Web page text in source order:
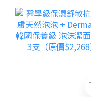
（200ML）